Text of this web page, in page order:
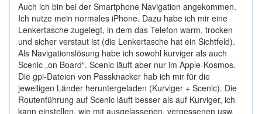
Auch ich bin bei der Smartphone Navigation angekommen.
Ich nutze mein normales iPhone. Dazu habe ich mir eine
Lenkertasche zugelegt, in dem das Telefon warm, trocken
und sicher verstaut ist (die Lenkertasche hat ein Sichtfeld).
Als Navigationslösung habe ich sowohl kurviger als auch
Scenic „on Board“. Scenic läuft aber nur im Apple-Kosmos.
Die gpi-Dateien von Passknacker hab ich mir für die
jeweiligen Länder heruntergeladen (Kurviger + Scenic). Die
Routenführung auf Scenic läuft besser als auf Kurviger, ich
kann einstellen, wie mit ausgelassenen, vergessenen usw.